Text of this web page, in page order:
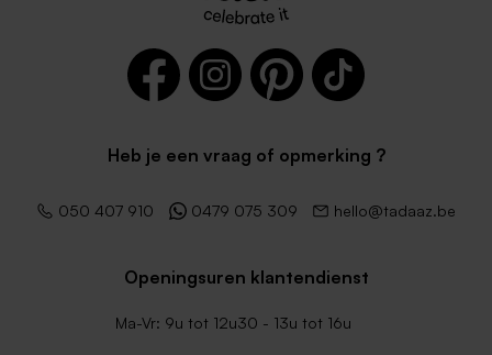
Heb je een vraag of opmerking ?
050 407 910 0479 075 309 hello@tadaaz.be
Openingsuren klantendienst
Ma-Vr: 9u tot 12u30 - 13u tot 16u